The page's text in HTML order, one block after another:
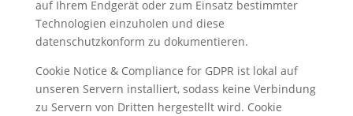
auf Ihrem Endgerät oder zum Einsatz bestimmter
Technologien einzuholen und diese
datenschutzkonform zu dokumentieren.
Cookie Notice & Compliance for GDPR ist lokal auf
unseren Servern installiert, sodass keine Verbindung
zu Servern von Dritten hergestellt wird. Cookie